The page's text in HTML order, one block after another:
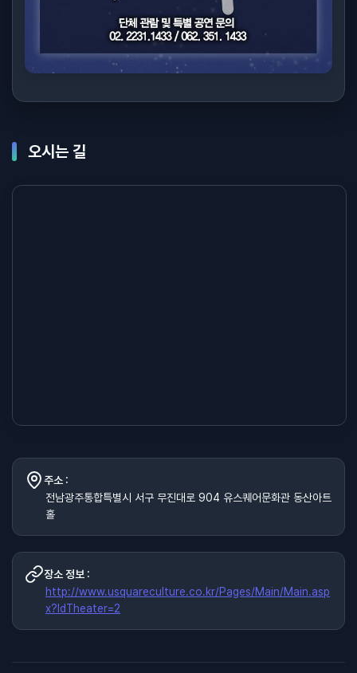
오시는 길
주소 :
전남광주통합특별시 서구 무진대로 904 유스퀘어문화관 동산아트
홀
장소 정보 :
http://www.usquareculture.co.kr/Pages/Main/Main.asp
x?IdTheater=2